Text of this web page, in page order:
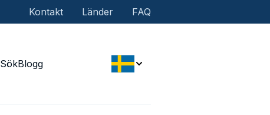
Kontakt Länder FAQ
SökBlogg